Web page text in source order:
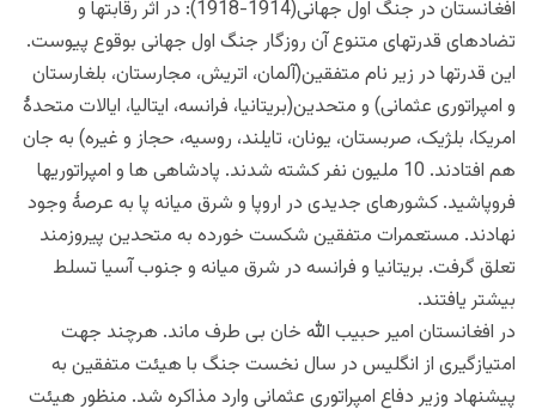
افغانستان در جنگ اول جهانی(1914-1918): در اثر رقابتها و
تضادهای قدرتهای متنوع آن روزگار جنگ اول جهانی بوقوع پیوست.
این قدرتها در زیر نام متفقین(آلمان، اتریش، مجارستان، بلغارستان
و امپراتوری عثمانی) و متحدین(بریتانیا، فرانسه، ایتالیا، ایالات متحدۀ
امریکا، بلژیک، صربستان، یونان، تایلند، روسیه، حجاز و غیره) به جان
هم افتادند. 10 ملیون نفر کشته شدند. پادشاهی ها و امپراتوریها
فروپاشید. کشورهای جدیدی در اروپا و شرق میانه پا به عرصۀ وجود
نهادند. مستعمرات متفقین شکست خورده به متحدین پیروزمند
تعلق گرفت. بریتانیا و فرانسه در شرق میانه و جنوب آسیا تسلط
بیشتر یافتند.
در افغانستان امیر حبیب الله خان بی طرف ماند. هرچند جهت
امتیازگیری از انگلیس در سال نخست جنگ با هیئت متفقین به
پیشنهاد وزیر دفاع امپراتوری عثمانی وارد مذاکره شد. منظور هیئت